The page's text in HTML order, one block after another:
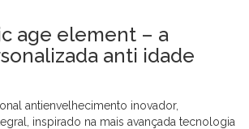
age element – a
anti idade
antienvelhecimento inovador,
inspirado na mais avançada tecnologia